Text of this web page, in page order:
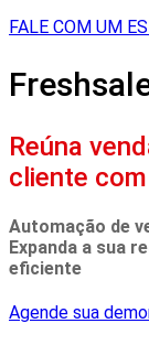
FALE COM UM
Reúna
cliente
Automação de
Expanda a sua
eficiente
Agende sua